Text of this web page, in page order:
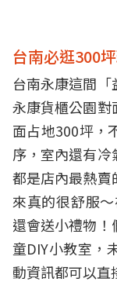
台南必逛300
台南永康這間「
永康貨櫃公園對
面占地300坪，
序，室內還有冷
都是店內最熱賣
來真的很舒服
還會送小禮物
童DIY小教室，
動資訊都可以直